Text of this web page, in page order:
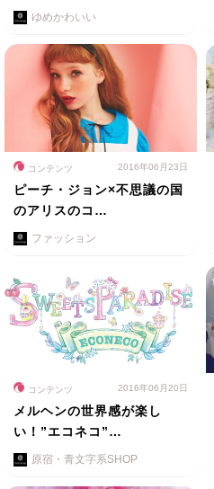
ゆめかわいい
コンテンツ 2016年06月23日
ピーチ・ジョン×不思議の国
のアリスのコ…
ファッション
コンテンツ 2016年06月20日
メルヘンの世界感が楽し
い！”エコネコ”…
原宿・青文字系SHOP